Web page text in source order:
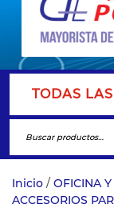
TODAS
Inicio / OFICINA
ACCESORIOS